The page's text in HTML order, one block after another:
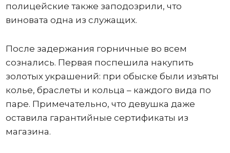
полицейские также заподозрили, что
виновата одна из служащих.
После задержания горничные во всем
сознались. Первая поспешила накупить
золотых украшений: при обыске были изъяты
колье, браслеты и кольца – каждого вида по
паре. Примечательно, что девушка даже
оставила гарантийные сертификаты из
магазина.